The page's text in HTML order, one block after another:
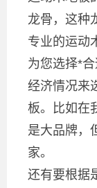
龙骨，这种
专业的运动
为您选择*
经济情况来
板。比如在
是大品牌，
家。
还有要根据